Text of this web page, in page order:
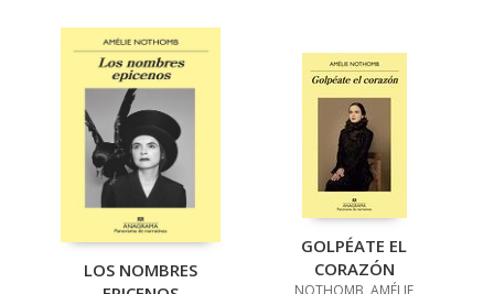
LOS NOMBRES
GOLPÉATE EL
CORAZÓN
NOTHOMB, AMÉLIE